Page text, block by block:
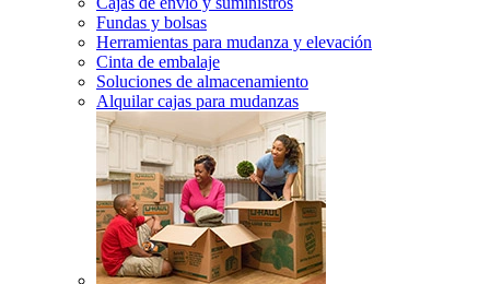
Fundas y bolsas
Herramientas para mudanza y elevación
Cinta de embalaje
Soluciones de almacenamiento
Alquilar cajas para mudanzas